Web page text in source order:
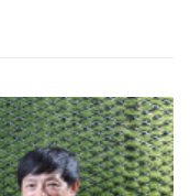
於經濟權力如何重新